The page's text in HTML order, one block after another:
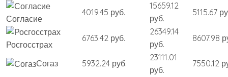
Согласие
4019.45 руб.
15659.12
руб.
5115.67
Росгосстрах
6763.42 руб.
26349.14
руб.
8607.98
Согаз 5932.24 руб.
23111.01
руб.
7550.12